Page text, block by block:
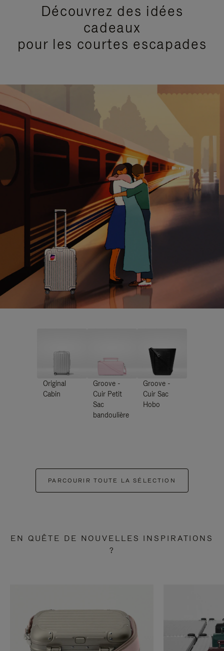
Découvrez des idées
cadeaux
pour les courtes escapades
Original
Cabin
Groove -
Cuir Petit
Sac
bandoulière
Groove -
Cuir Sac
Hobo
PARCOURIR TOUTE LA SÉLECTION
EN QUÊTE DE NOUVELLES INSPIRATIONS
?